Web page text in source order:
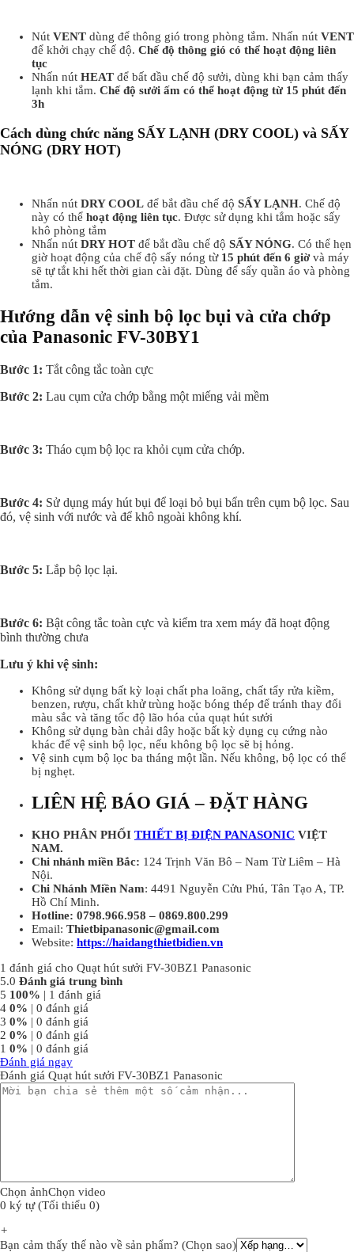
Nút VENT dùng để thông gió trong phòng tắm. Nhấn nút VENT
để khởi chạy chế độ. Chế độ thông gió có thể hoạt động liên
tục
Nhấn nút HEAT để bất đầu chế độ sưởi, dùng khi bạn cảm thấy
lạnh khi tắm. Chế độ sưởi ấm có thể hoạt động từ 15 phút đến
3h
Cách dùng chức năng SẤY LẠNH (DRY COOL) và SẤY
NÓNG (DRY HOT)
Nhấn nút DRY COOL để bắt đầu chế độ SẤY LẠNH. Chế độ
này có thể hoạt động liên tục. Được sử dụng khi tắm hoặc sấy
khô phòng tắm
Nhấn nút DRY HOT để bắt đầu chế độ SẤY NÓNG. Có thể hẹn
giờ hoạt động của chế độ sấy nóng từ 15 phút đến 6 giờvà máy
sẽ tự tắt khi hết thời gian cài đặt. Dùng để sấy quần áo và phòng
tắm.
Hướng dẫn vệ sinh bộ lọc bụi và cửa chớp
của Panasonic FV-30BY1
Bước 1: Tắt công tắc toàn cực
Bước 2: Lau cụm cửa chớp bằng một miếng vải mềm
Bước 3: Tháo cụm bộ lọc ra khỏi cụm cửa chớp.
Bước 4: Sử dụng máy hút bụi để loại bỏ bụi bẩn trên cụm bộ lọc. Sau
đó, vệ sinh với nước và để khô ngoài không khí.
Bước 5: Lắp bộ lọc lại.
Bước 6: Bật công tắc toàn cực và kiểm tra xem máy đã hoạt động
bình thường chưa
Lưu ý khi vệ sinh:
Không sử dụng bất kỳ loại chất pha loãng, chất tẩy rửa kiềm,
benzen, rượu, chất khử trùng hoặc bóng thép để tránh thay đổi
màu sắc và tăng tốc độ lão hóa của quạt hút sưởi
Không sử dụng bàn chải dây hoặc bất kỳ dụng cụ cứng nào
khác để vệ sinh bộ lọc, nếu không bộ lọc sẽ bị hỏng.
Vệ sinh cụm bộ lọc ba tháng một lần. Nếu không, bộ lọc có thể
bị nghẹt.
LIÊN HỆ BÁO GIÁ – ĐẶT HÀNG
KHO PHÂN PHỐI THIẾT BỊ ĐIỆN PANASONIC VIỆT
NAM.
Chi nhánh miền Bắc: 124 Trịnh Văn Bô – Nam Từ Liêm – Hà
Nội.
Chi Nhánh Miền Nam: 4491 Nguyễn Cửu Phú, Tân Tạo A, TP.
Hồ Chí Minh.
Hotline: 0798.966.958 – 0869.800.299
Email: Thietbipanasonic@gmail.com
Website: https://haidangthietbidien.vn
1 đánh giá cho Quạt hút sưởi FV-30BZ1 Panasonic
5.0 Đánh giá trung bình
5 100% | 1 đánh giá
4 0% | 0 đánh giá
3 0% | 0 đánh giá
2 0% | 0 đánh giá
1 0% | 0 đánh giá
Đánh giá ngay
Đánh giá Quạt hút sưởi FV-30BZ1 Panasonic
Chọn ảnhChọn video
0 ký tự (Tối thiểu 0)
+
Bạn cảm thấy thế nào về sản phẩm? (Chọn sao)